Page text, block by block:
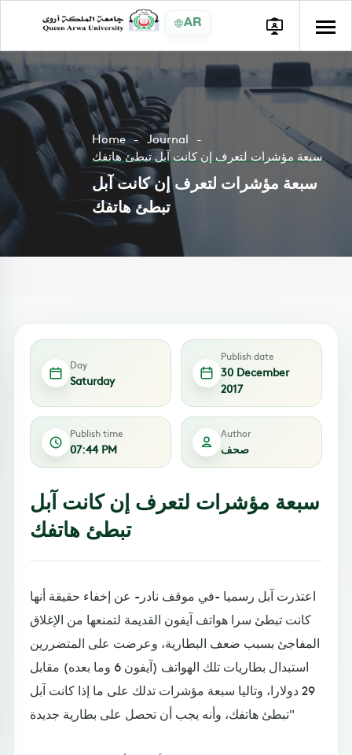
AR
Home
Journal
سبعة مؤشرات لتعرف إن كانت آبل تبطئ هاتفك
سبعة مؤشرات لتعرف إن كانت آبل
تبطئ هاتفك
Day
Saturday
Publish date
30 December
2017
Publish time
07:44 PM
Author
صحف
سبعة مؤشرات لتعرف إن كانت آبل
تبطئ هاتفك
اعتذرت آبل رسميا -في موقف نادر- عن إخفاء حقيقة أنها
كانت تبطئ سرا هواتف آيفون القديمة لتمنعها من الإغلاق
المفاجئ بسبب ضعف البطارية، وعرضت على المتضررين
استبدال بطاريات تلك الهواتف (آيفون 6 وما بعده) مقابل
29 دولارا، وتاليا سبعة مؤشرات تدلك على ما إذا كانت آبل
تبطئ هاتفك، وأنه يجب أن تحصل على بطارية جديدة"